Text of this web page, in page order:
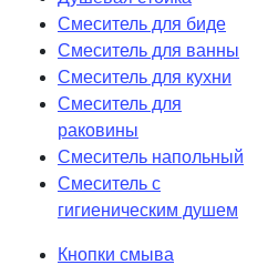
Смеситель для биде
Смеситель для ванны
Смеситель для кухни
Смеситель для
раковины
Смеситель напольный
Смеситель с
гигиеническим душем
Кнопки смыва